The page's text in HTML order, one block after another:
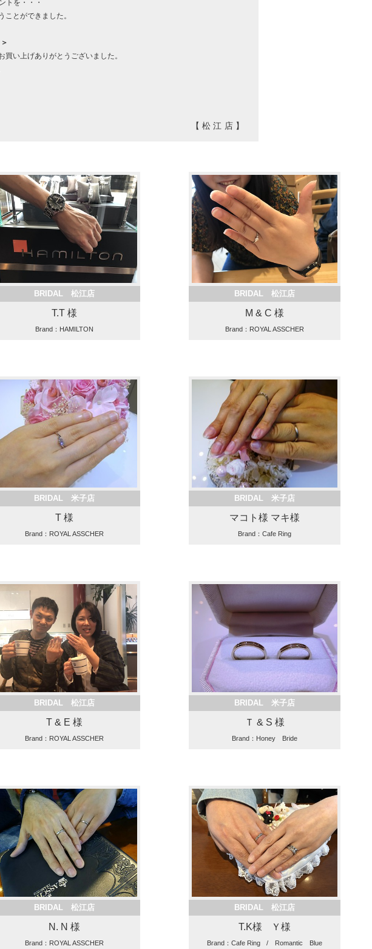
トを・・・
ことができました。
上げありがとうございました。
【松江店】
BRIDAL 松江店
T.T 様
Brand：HAMILTON
BRIDAL 松江店
M & C 様
Brand：ROYAL ASSCHER
BRIDAL 米子店
T 様
Brand：ROYAL ASSCHER
BRIDAL 米子店
マコト様 マキ様
Brand：Cafe Ring
BRIDAL 松江店
T & E 様
Brand：ROYAL ASSCHER
BRIDAL 米子店
Ｔ & S 様
Brand：Honey Bride
BRIDAL 松江店
N. N 様
Brand：ROYAL ASSCHER
BRIDAL 松江店
T.K様 Ｙ様
Brand：Cafe Ring / Romantic Blue